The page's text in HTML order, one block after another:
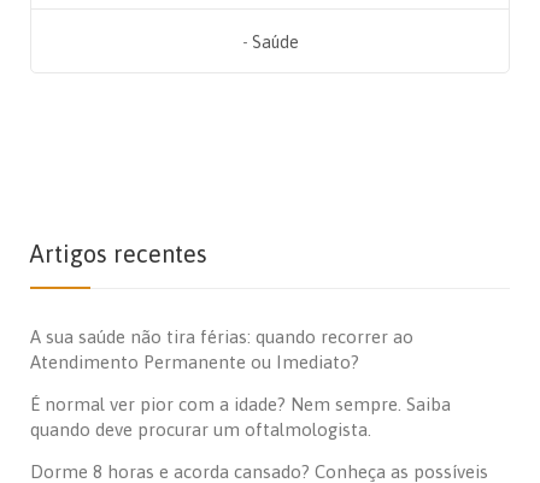
- Saúde
Artigos recentes
A sua saúde não tira férias: quando recorrer ao
Atendimento Permanente ou Imediato?
É normal ver pior com a idade? Nem sempre. Saiba
quando deve procurar um oftalmologista.
Dorme 8 horas e acorda cansado? Conheça as possíveis